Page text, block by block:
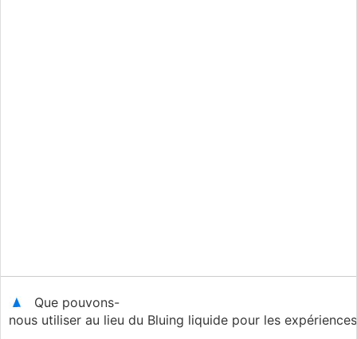
Que pouvons-
nous utiliser au lieu du Bluing liquide pour les